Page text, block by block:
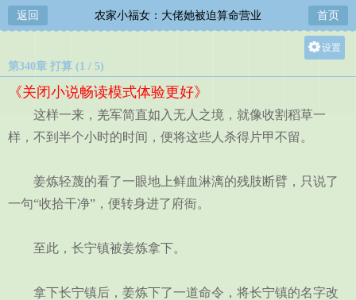
返回 农家小福女：大佬她被迫算命营业 首页
设置
中
第340章 打算 (1 / 5)
《关闭小说畅读模式体验更好》
这样一来，羌军简直如入无人之境，就像收割稻草一
样，不到半个小时的时间，便将这些人杀得片甲不留。
姜炼轻蔑的看了一眼地上鲜血淋漓的残肢断臂，只说了
一句“收拾干净”，便转身进了府衙。
至此，长宁镇被姜炼拿下。
拿下长宁镇后，姜炼下了一道命令，将长宁镇的名字改